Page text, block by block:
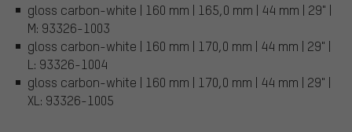
gloss carbon-white | 160 mm | 165,0 mm | 44 mm | 29" |
M: 93326-1003
gloss carbon-white | 160 mm | 170,0 mm | 44 mm | 29" |
L: 93326-1004
gloss carbon-white | 160 mm | 170,0 mm | 44 mm | 29" |
XL: 93326-1005